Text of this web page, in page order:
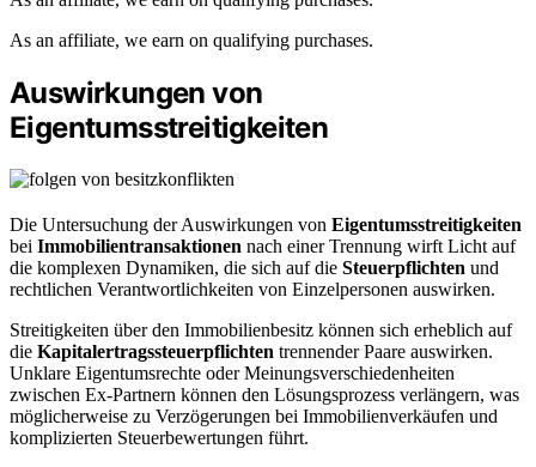
As an affiliate, we earn on qualifying purchases.
Auswirkungen von
Eigentumsstreitigkeiten
Die Untersuchung der Auswirkungen von Eigentumsstreitigkeiten
bei Immobilientransaktionen nach einer Trennung wirft Licht auf
die komplexen Dynamiken, die sich auf die Steuerpflichten und
rechtlichen Verantwortlichkeiten von Einzelpersonen auswirken.
Streitigkeiten über den Immobilienbesitz können sich erheblich auf
die Kapitalertragssteuerpflichten trennender Paare auswirken.
Unklare Eigentumsrechte oder Meinungsverschiedenheiten
zwischen Ex-Partnern können den Lösungsprozess verlängern, was
möglicherweise zu Verzögerungen bei Immobilienverkäufen und
komplizierten Steuerbewertungen führt.